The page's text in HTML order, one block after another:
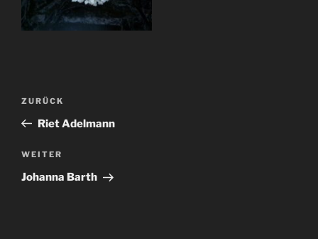
Beitragsnavigation
Vorheriger
Beitrag
ZURÜCK
Riet Adelmann
Nächster
Beitrag
WEITER
Johanna Barth